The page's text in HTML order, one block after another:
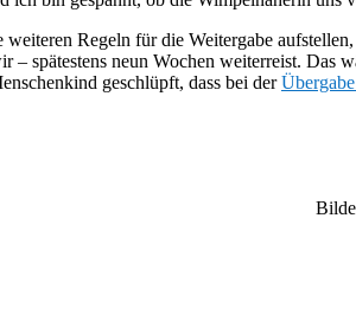
Regeln für die Weitergabe
– spätestens neun Wochen weiterreist. Das
geschlüpft, dass bei der